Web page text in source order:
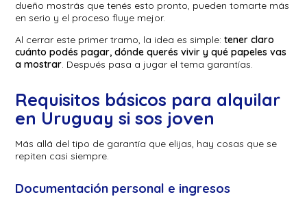
dueño mostrás que tenés esto pronto, pueden tomarte más
en serio y el proceso fluye mejor.
Al cerrar este primer tramo, la idea es simple:tener claro
cuánto podés pagar, dónde querés vivir y qué papeles vas
a mostrar . Después pasa a jugar el tema garantías.
Requisitos básicos para alquilar
en Uruguay si sos joven
Más allá del tipo de garantía que elijas, hay cosas que se
repiten casi siempre.
Documentación personal e ingresos